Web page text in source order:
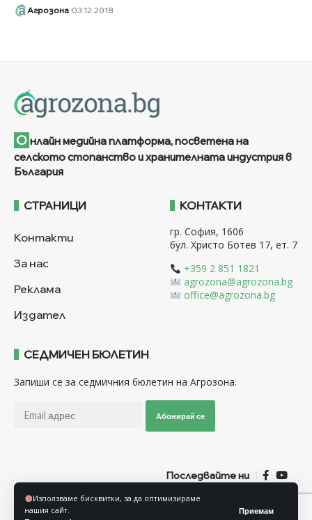
Използваме бисквитки, за да оптимизираме
нашия сайт.
Приемам
Агрозона 03.12.2018
О нлайн медийна платформа, посветена на
селското стопанство и хранителната индустрия в
България
СТРАНИЦИ
Контакти
За нас
Реклама
Издател
КОНТАКТИ
гр. София, 1606
бул. Христо Ботев 17, ет. 7
+359 2 851 1821
agrozona@agrozona.bg
office@agrozona.bg
СЕДМИЧЕН БЮЛЕТИН
Запиши се за седмичния бюлетин на Агрозона.
Абонирай се
Последвайте ни
Общи условия Политика за използване на “Бисквитки”